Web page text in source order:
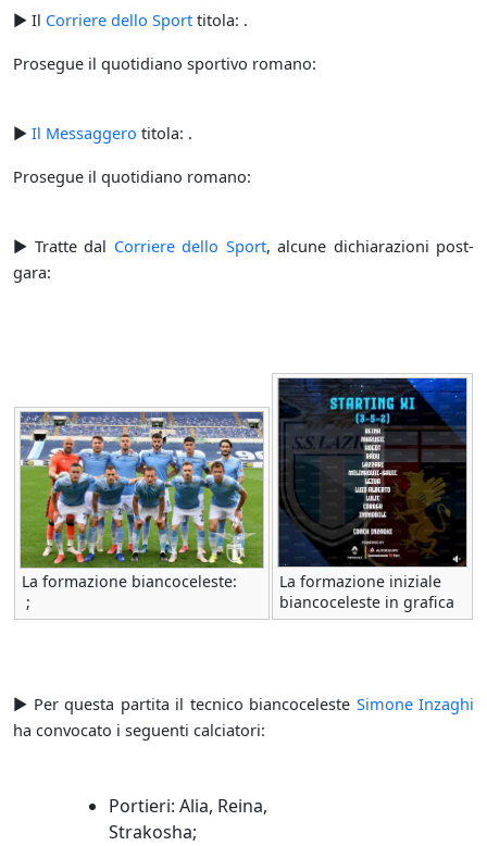
► Il Corriere dello Sport titola: .
Prosegue il quotidiano sportivo romano:
► Il Messaggero titola: .
Prosegue il quotidiano romano:
► Tratte dal Corriere dello Sport, alcune dichiarazioni post-
gara:
La formazione biancoceleste:
;
La formazione iniziale
biancoceleste in grafica
► Per questa partita il tecnico biancoceleste Simone Inzaghi
ha convocato i seguenti calciatori:
Portieri: Alia, Reina,
Strakosha;